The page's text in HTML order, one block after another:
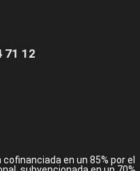
71 12
en un 85% por el